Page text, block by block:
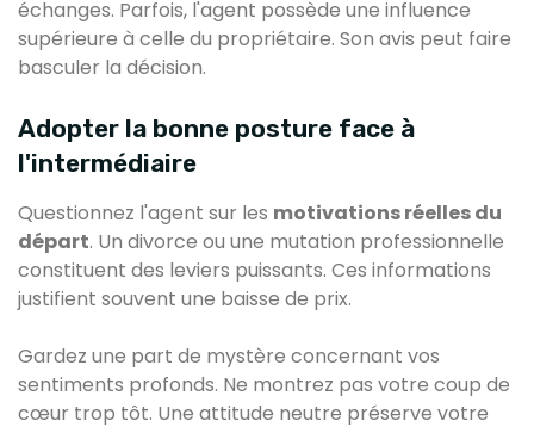
échanges. Parfois, l'agent possède une influence
supérieure à celle du propriétaire. Son avis peut faire
basculer la décision.
Adopter la bonne posture face à
l'intermédiaire
Questionnez l'agent sur les motivations réelles du
départ. Un divorce ou une mutation professionnelle
constituent des leviers puissants. Ces informations
justifient souvent une baisse de prix.
Gardez une part de mystère concernant vos
sentiments profonds. Ne montrez pas votre coup de
cœur trop tôt. Une attitude neutre préserve votre